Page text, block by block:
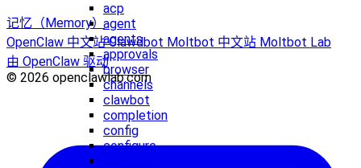
acp
agent
agents
approvals
browser
channels
clawbot
completion
config
configure
记忆（Memory）
OpenClaw 中文站Clawdbot Moltbot 中文站 Moltbot Lab
由 OpenClaw 驱动
© 2026 openclawlab.com